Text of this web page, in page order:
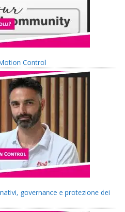
Control
governance e protezione dei